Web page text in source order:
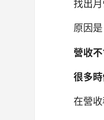
找出
原因是
營收
很多
在營